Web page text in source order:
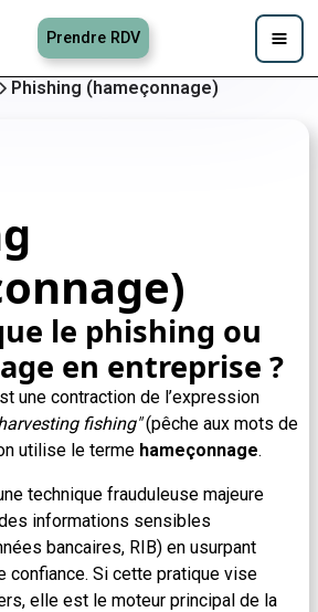
Prendre RDV
Phishing (hameçonnage)
le phishing ou
en entreprise ?
une contraction de l’expression
fishing"(pêche aux mots de
utilise le terme hameçonnage.
technique frauduleuse majeure
informations sensibles
bancaires, RIB) en usurpant
confiance. Si cette pratique vise
elle est le moteur principal de la